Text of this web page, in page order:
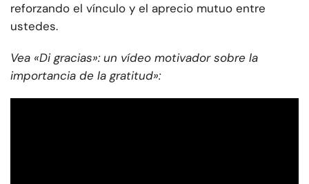
reforzando el vínculo y el aprecio mutuo entre
ustedes.
Vea «Di gracias»: un vídeo motivador sobre la
importancia de la gratitud»: